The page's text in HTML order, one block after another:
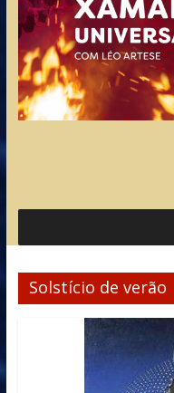
Solstício de verão